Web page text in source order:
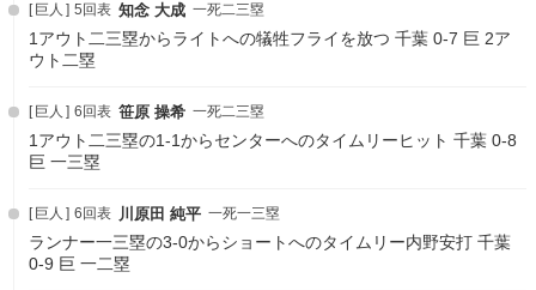
巨人 5回表 知念 大成 一死二三塁
1アウト二三塁からライトへの犠牲フライを放つ 千葉 0-7 巨 2ア
ウト二塁
巨人 6回表 笹原 操希 一死二三塁
1アウト二三塁の1-1からセンターへのタイムリーヒット 千葉 0-8
巨 一三塁
巨人 6回表 川原田 純平 一死一三塁
ランナー一三塁の3-0からショートへのタイムリー内野安打 千葉
0-9 巨 一二塁